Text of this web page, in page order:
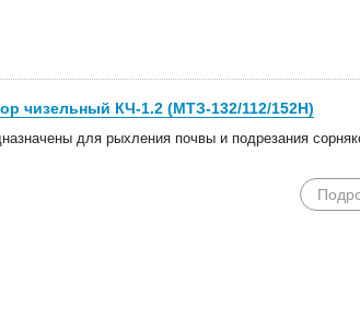
уже в
Специальные цены на
чизельный КЧ-1.2 (МТЗ-132/112/152Н)
для рыхления почвы и подрезания